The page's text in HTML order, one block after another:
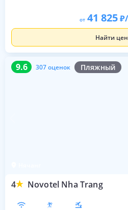
от 41 825
Найти
9.6 307 оценок Пляжный
4 Novotel Nha Trang
9.6 307 оценок